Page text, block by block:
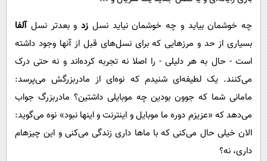
چه خوشمان بیاید و چه خوشمان نیاید نسل زد و بعدتر نسلآلفا
بسیاری از حد و مرزهایی که برای نسل‌های قبل از آنها وجود داشته
است - حال به هر دلیلی - را اصلا نه تجربه کرده‌اند و نه حتی درک
می‌کنند. یک لطیفه‌ای شنیدم که نوه‌ای از مادربزرگش می‌پرسد:
مامانی شما که جوون بودین چه موبایلی داشتین؟ مادربزرگ جواب
می‌دهد که «عزیزم دوره ما موبایل و اینترنت و اینها نبود» نوه می‌گوید:
الان خیلی حال می‌کنی که با ماها داری زندگی می‌کنی و این چیزهام
داری، نه؟